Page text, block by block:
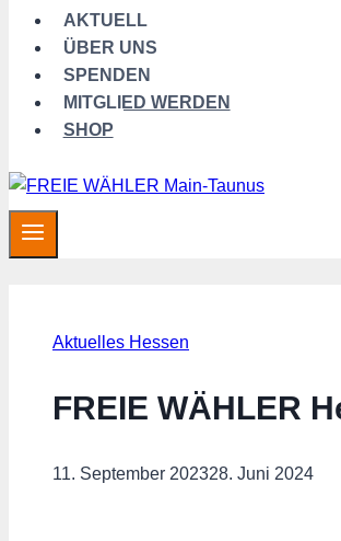
AKTUELL
ÜBER UNS
SPENDEN
MITGLIED WERDEN
SHOP
Aktuelles Hessen
FREIE WÄHLER
11. September 202328. Juni 2024